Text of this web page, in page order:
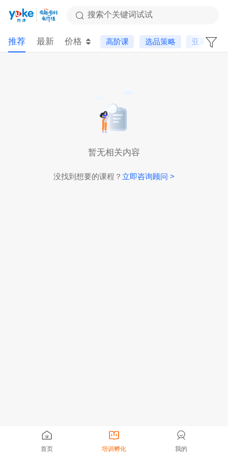
搜索个关键词试试
推荐 最新 价格 高阶课 选品策略 亚马逊
暂无相关内容
没找到想要的课程？ 立即咨询顾问 >
首页 培训孵化 我的